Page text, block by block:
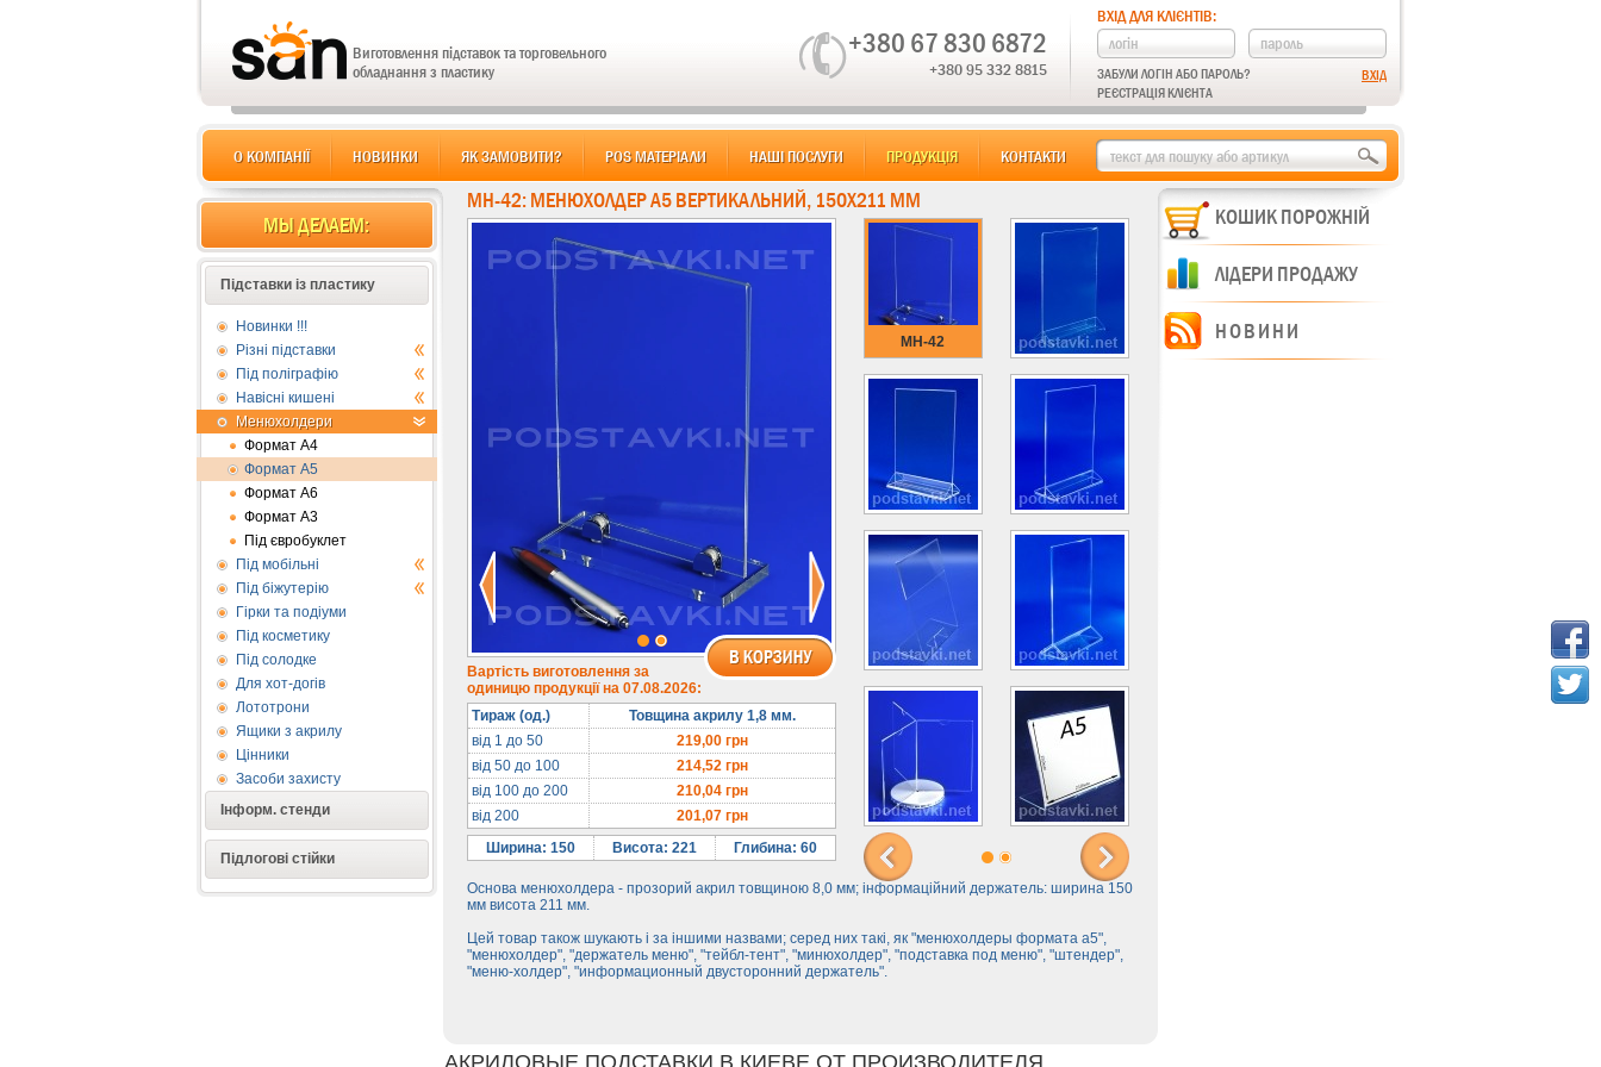
Виготовлення підставок та торговельного
обладнання з пластику
+380 67 830 6872
+380 95 332 8815
ВХІД ДЛЯ КЛІЄНТІВ:
ЗАБУЛИ ЛОГІН АБО ПАРОЛЬ?
РЕЄСТРАЦІЯ КЛІЄНТА
О КОМПАНІЇ НОВИНКИ ЯК ЗАМОВИТИ? POS МАТЕРІАЛИ НАШІ ПОСЛУГИ ПРОДУКЦІЯ КОНТАКТИ
МЫ ДЕЛАЕМ:
Підставки із пластику
Новинки !!!
Різні підставки
Під поліграфію
Навісні кишені
Менюхолдери
Формат А4
Формат А5
Формат А6
Формат А3
Під євробуклет
Під мобільні
Під біжутерію
Гірки та подіуми
Під косметику
Під солодке
Для хот-догів
Лототрони
Ящики з акрилу
Цінники
Засоби захисту
Інформ. стенди
Підлогові стійки
АКРИЛОВЫЕ ПОДСТАВКИ В КИЕВЕ ОТ ПРОИЗВОДИТЕЛЯ.
MH-42: МЕНЮХОЛДЕР А5 ВЕРТИКАЛЬНИЙ, 150Х211 ММ
Вартість виготовлення за
одиницю продукції на 07.08.2026:
Тираж (од.)
Товщина акрилу 1,8 мм.
від 1 до 50
219,00грн
від 50 до 100
214,52грн
від 100 до 200
210,04грн
від 200
201,07грн
Ширина: 150
Висота: 221 Глибина: 60
Основа менюхолдера - прозорий акрил товщиною 8,0 мм; інформаційний держатель: ширина 150
мм висота 211 мм.
Цей товар також шукають і за іншими назвами; серед них такі, як "менюхолдеры формата а5",
"менюхолдер", "держатель меню", "тейбл-тент", "минюхолдер", "подставка под меню", "штендер",
"меню-холдер", "информационный двусторонний держатель".
MH-42
КОШИК ПОРОЖНІЙ
ЛІДЕРИ ПРОДАЖУ
НОВИНИ